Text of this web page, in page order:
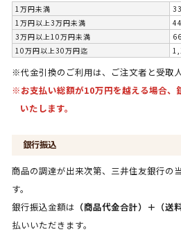
1万円未満
1万円以上3万円未満
3万円以上10万円未満
10万円以上30万円迄
※代金引換のご利用は、ご注文者と受取
※お支払い総額が10万円を越える場合、
いたします。
銀行振込
商品の調達が出来次第、三井住友銀行の
す。
銀行振込金額は （商品代金合計）＋（送
払いいただきます。